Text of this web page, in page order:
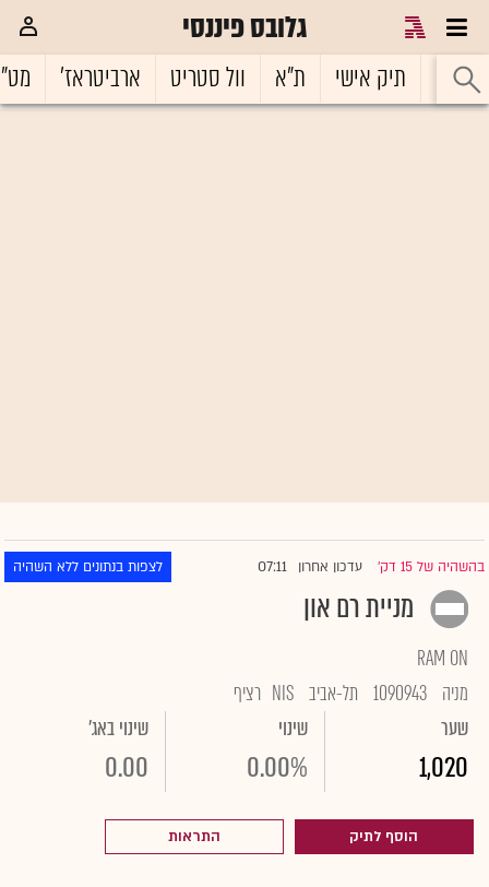
גלובס פיננסי
ראשי תיק אישי ת"א וול סטריט ארביטראז'
בהשהיה של 15 דק' |עדכון אחרון 07:11 לצפות בנתונים ללא השהיה
מניית רם און
RAM ON
מניה 1090943 תל-אביב NIS רציף
שער
1,020
שינוי
0.00%
שינוי באג'
0.00
הוסף לתיק התראות